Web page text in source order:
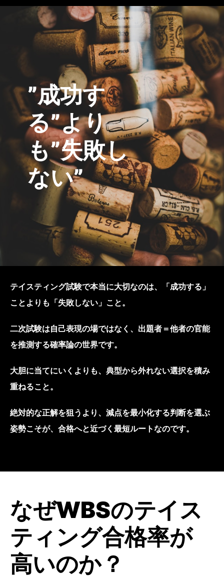
”成功す
る”より
も”失敗し
ない”
テイスティング試験で本当に大切なのは、「成功する」
ことよりも「失敗しない」こと。
二次試験は自己表現の場ではなく、出題者＝他者の官能
を推測する確率論の世界です。
大胆に当てにいくよりも、典型から外れない選択を積み
重ねること。
絶対的な正解を狙うより、減点を最小化する判断を選ぶ
姿勢こそが、合格へと近づく最短ルートなのです。
なぜWBSのテイス
ティング合格率が
高いのか？